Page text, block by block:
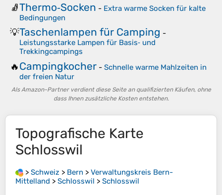
🧦Thermo‑Socken - Extra warme Socken für kalte
Bedingungen
💡Taschenlampen für Camping -
Leistungsstarke Lampen für Basis‑ und
Trekkingcampings
🔥Campingkocher - Schnelle warme Mahlzeiten in
der freien Natur
Als Amazon-Partner verdient diese Seite an qualifizierten Käufen, ohne
dass Ihnen zusätzliche Kosten entstehen.
Topografische Karte
Schlosswil
> Schweiz > Bern > Verwaltungskreis Bern-
Mittelland > Schlosswil > Schlosswil